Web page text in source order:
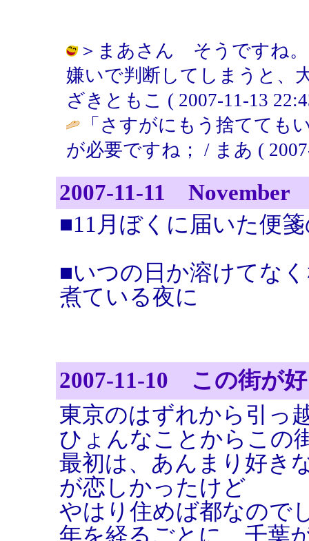
＞まあさん そうですね。
嫌いで判断してしまうと、
ざきともこ ( 2007-11-13
「さすがにもう捨てても
が必要ですね； / まあ (
2007-11-11 November
■11月ぼくに届いた便
■いつの日か溶けてな
煮ている夜に
2007-11-10 この街が
東京のはずれから引っ
ひょんなことからこの
最初は、あんまり好き
が恋しかったけど
やはり住めば都なので
年を経るごとに、千葉